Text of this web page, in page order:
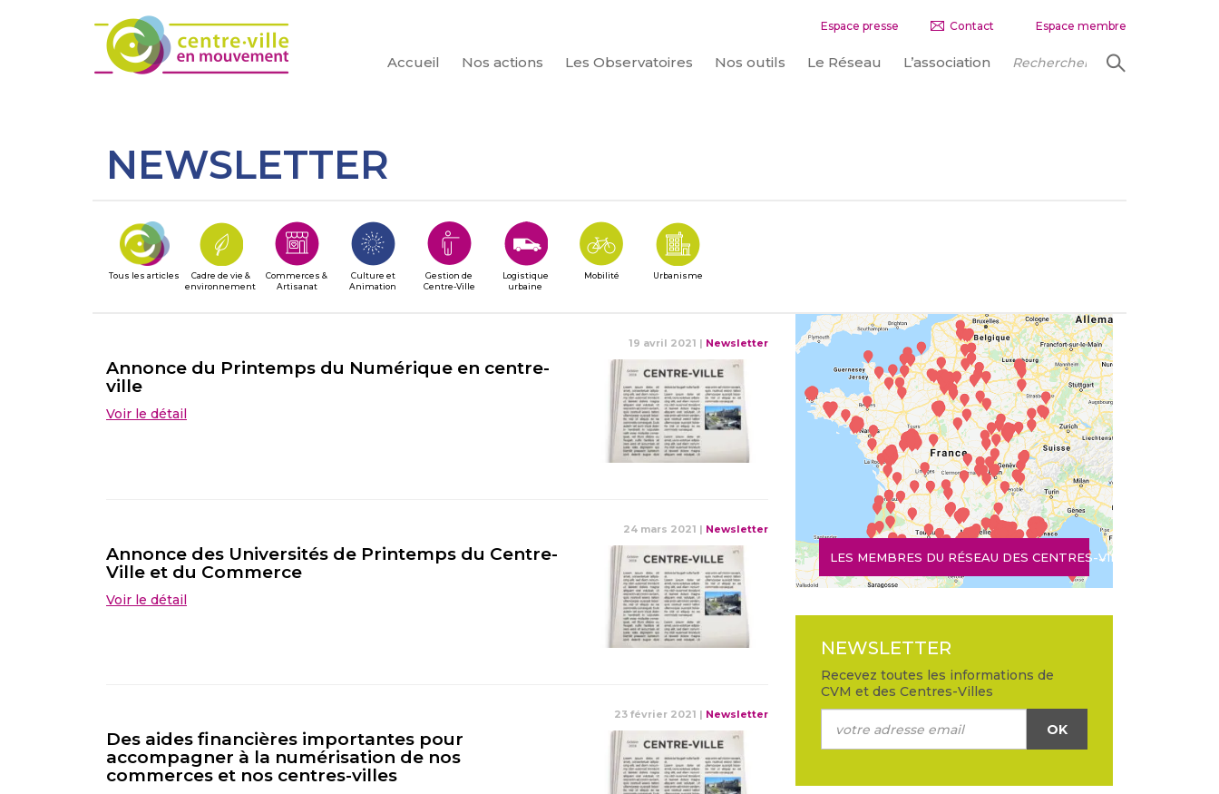
Espace presse Contact Espace membre
Accueil Nos actions Les Observatoires Nos outils Le Réseau L’association
CHERCHER
NEWSLETTER
Tous les articles
Cadre de vie &
environnement
Commerces &
Artisanat
Culture et
Animation
Gestion de
Centre-Ville
Logistique
urbaine
Mobilité Urbanisme
19 avril 2021 | Newsletter
Annonce du Printemps du Numérique en centre-
ville
Voir le détail
24 mars 2021 | Newsletter
Annonce des Universités de Printemps du Centre-
Ville et du Commerce
Voir le détail
23 février 2021 | Newsletter
Des aides financières importantes pour
accompagner à la numérisation de nos
commerces et nos centres-villes
LES MEMBRES DU RÉSEAU DES CENTRES-VILLES
NEWSLETTER
Recevez toutes les informations de
CVM et des Centres-Villes
OK